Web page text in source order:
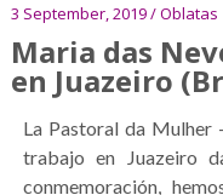
3 September, 2019 / Oblatas
Maria das
en Juazeiro
La Pastoral da Mulher
trabajo en Juazeiro
conmemoración,